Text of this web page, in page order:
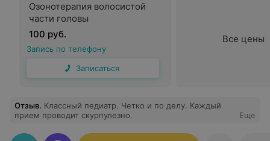
Озонотерапия волосистой
части головы
100 руб.
Запись по телефону
Записаться
Все цены
Отзыв. Классный педиатр. Четко и по делу. Каждый
прием проводит скурпулезно.
Еще